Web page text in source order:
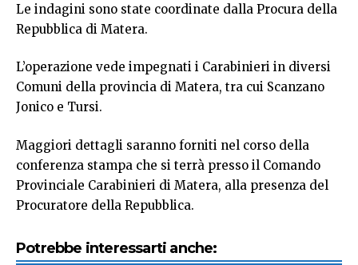
Le indagini sono state coordinate dalla Procura della
Repubblica di Matera.
L’operazione vede impegnati i Carabinieri in diversi
Comuni della provincia di Matera, tra cui Scanzano
Jonico e Tursi.
Maggiori dettagli saranno forniti nel corso della
conferenza stampa che si terrà presso il Comando
Provinciale Carabinieri di Matera, alla presenza del
Procuratore della Repubblica.
Potrebbe interessarti anche: